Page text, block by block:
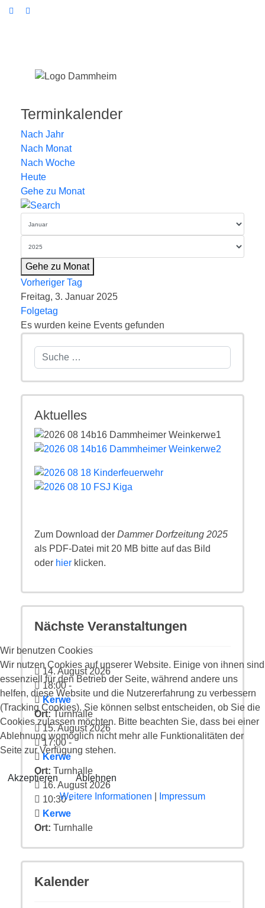
Terminkalender
Nach Jahr
Nach Monat
Nach Woche
Heute
Gehe zu Monat
Gehe zu Monat
Vorheriger Tag
Freitag, 3. Januar 2025
Folgetag
Es wurden keine Events gefunden
Suchen
Aktuelles
Zum Download der Dammer Dorfzeitung 2025
als PDF-Datei mit 20 MB bitte auf das Bild
oder hier klicken.
Nächste Veranstaltungen
14. August 2026
18:00-
Kerwe
Ort:Turnhalle
15. August 2026
17:00-
Kerwe
Ort: Turnhalle
16. August 2026
10:30-
Kerwe
Ort: Turnhalle
Kalender
Wir benutzen Cookies
Wir nutzen Cookies auf unserer Website. Einige von ihnen sind
essenziell für den Betrieb der Seite, während andere uns
helfen, diese Website und die Nutzererfahrung zu verbessern
(Tracking Cookies). Sie können selbst entscheiden, ob Sie die
Cookies zulassen möchten. Bitte beachten Sie, dass bei einer
Ablehnung womöglich nicht mehr alle Funktionalitäten der
Seite zur Verfügung stehen.
Akzeptieren
Ablehnen
Weitere Informationen
Impressum